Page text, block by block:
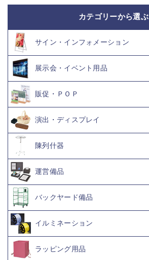
カテゴリーから選ぶ
サイン・インフォメーション
展示会・イベント用品
販促・ＰＯＰ
演出・ディスプレイ
陳列什器
運営備品
バックヤード備品
イルミネーション
ラッピング用品